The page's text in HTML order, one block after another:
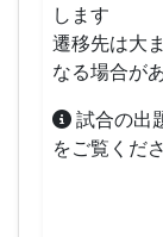
します
遷移先は大
なる場合が
試合の出
をご覧くださ